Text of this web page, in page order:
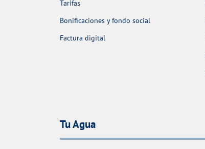
Tarifas
Bonificaciones y fondo social
Factura digital
Tu Agua